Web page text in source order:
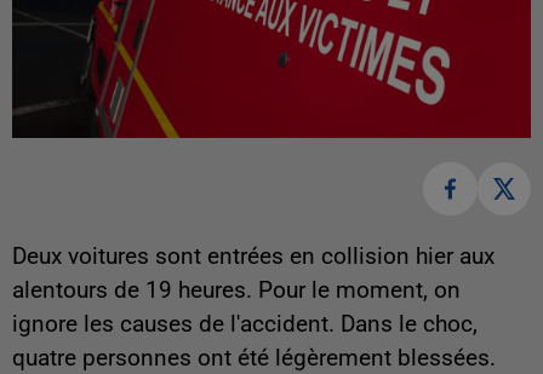
Deux voitures sont entrées en collision hier aux
alentours de 19 heures. Pour le moment, on
ignore les causes de l'accident. Dans le choc,
quatre personnes ont été légèrement blessées.